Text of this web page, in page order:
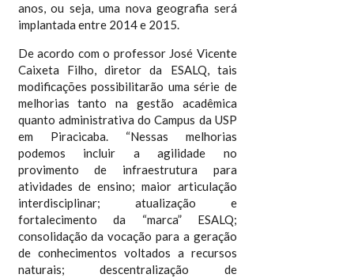
anos, ou seja, uma nova geografia será
implantada entre 2014 e 2015.
De acordo com o professor José Vicente
Caixeta Filho, diretor da ESALQ, tais
modificações possibilitarão uma série de
melhorias tanto na gestão acadêmica
quanto administrativa do Campus da USP
em Piracicaba. “Nessas melhorias
podemos incluir a agilidade no
provimento de infraestrutura para
atividades de ensino; maior articulação
interdisciplinar; atualização e
fortalecimento da “marca” ESALQ;
consolidação da vocação para a geração
de conhecimentos voltados a recursos
naturais; descentralização de